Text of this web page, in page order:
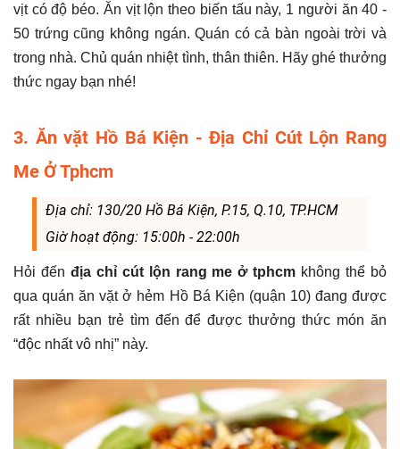
vịt có độ béo. Ăn vịt lộn theo biến tấu này, 1 người ăn 40 -
50 trứng cũng không ngán. Quán có cả bàn ngoài trời và
trong nhà. Chủ quán nhiệt tình, thân thiên. Hãy ghé thưởng
thức ngay bạn nhé!
3. Ăn vặt Hồ Bá Kiện - Địa Chỉ Cút Lộn Rang
Me Ở Tphcm
Địa chỉ: 130/20 Hồ Bá Kiện, P.15, Q.10, TP.HCM
Giờ hoạt động: 15:00h - 22:00h
Hỏi đến địa chỉ cút lộn rang me ở tphcm không thể bỏ
qua quán ăn vặt ở hẻm Hồ Bá Kiện (quận 10) đang được
rất nhiều bạn trẻ tìm đến để được thưởng thức món ăn
“độc nhất vô nhị” này.